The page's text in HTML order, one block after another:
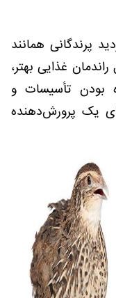
پرندگانی همانند
غذایی بهتر،
بودن تأسیسات و
یک پرورش‌دهنده